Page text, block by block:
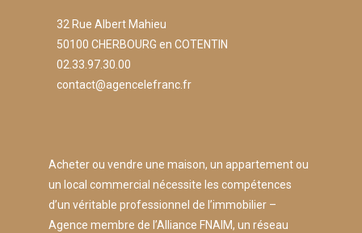
32 Rue Albert Mahieu
50100 CHERBOURG en COTENTIN
02.33.97.30.00
contact@agencelefranc.fr
Acheter ou vendre une maison, un appartement ou
un local commercial nécessite les compétences
d’un véritable professionnel de l’immobilier –
Agence membre de l’Alliance FNAIM, un réseau